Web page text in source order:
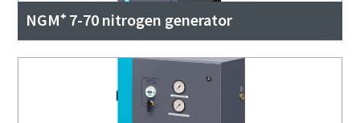
NGM⁺ 7-70 nitrogen generator